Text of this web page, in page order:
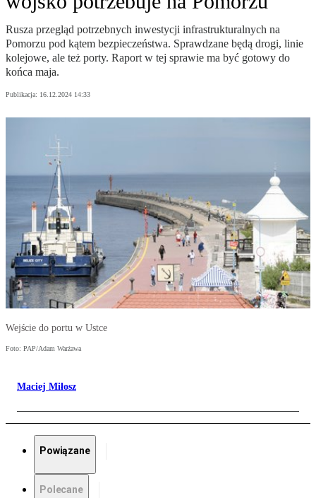
Rusza przegląd potrzebnych inwestycji infrastrukturalnych na
Pomorzu pod kątem bezpieczeństwa. Sprawdzane będą drogi, linie
kolejowe, ale też porty. Raport w tej sprawie ma być gotowy do
końca maja.
Publikacja: 16.12.2024 14:33
Wejście do portu w Ustce
Foto: PAP/Adam Warżawa
Maciej Miłosz
Powiązane
Polecane